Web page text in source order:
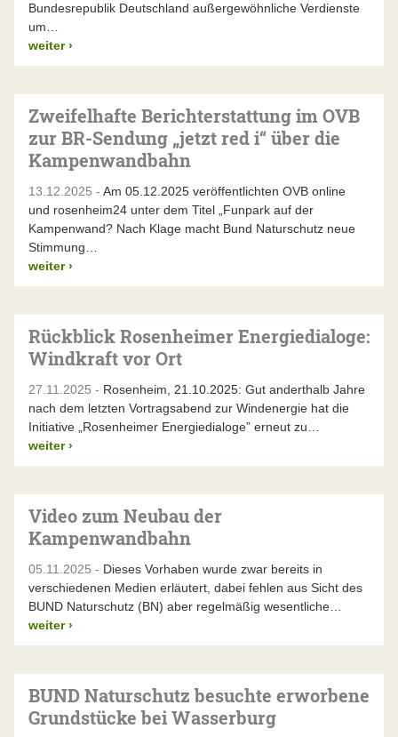
Bundesrepublik Deutschland außergewöhnliche Verdienste
um…
weiter ›
Zweifelhafte Berichterstattung im OVB
zur BR-Sendung „jetzt red i“ über die
Kampenwandbahn
13.12.2025 - Am 05.12.2025 veröffentlichten OVB online
und rosenheim24 unter dem Titel „Funpark auf der
Kampenwand? Nach Klage macht Bund Naturschutz neue
Stimmung…
weiter ›
Rückblick Rosenheimer Energiedialoge:
Windkraft vor Ort
27.11.2025 - Rosenheim, 21.10.2025: Gut anderthalb Jahre
nach dem letzten Vortragsabend zur Windenergie hat die
Initiative „Rosenheimer Energiedialoge” erneut zu…
weiter ›
Video zum Neubau der
Kampenwandbahn
05.11.2025 - Dieses Vorhaben wurde zwar bereits in
verschiedenen Medien erläutert, dabei fehlen aus Sicht des
BUND Naturschutz (BN) aber regelmäßig wesentliche…
weiter ›
BUND Naturschutz besuchte erworbene
Grundstücke bei Wasserburg